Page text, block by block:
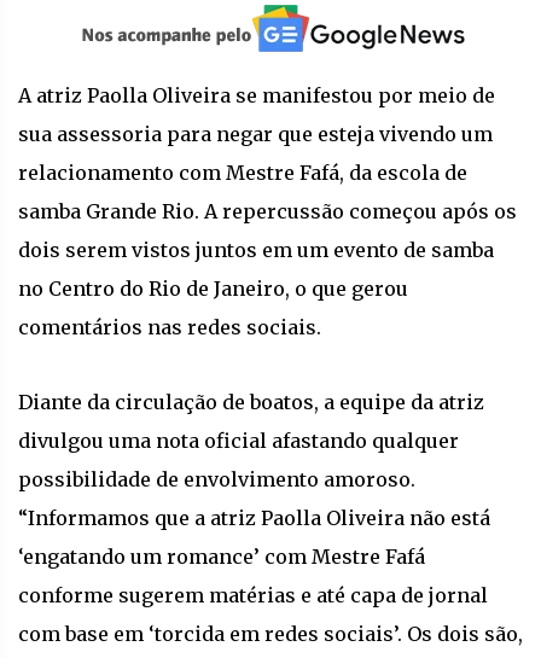
A atriz Paolla Oliveira se manifestou por meio de
sua assessoria para negar que esteja vivendo um
relacionamento com Mestre Fafá, da escola de
samba Grande Rio. A repercussão começou após os
dois serem vistos juntos em um evento de samba
no Centro do Rio de Janeiro, o que gerou
comentários nas redes sociais.
Diante da circulação de boatos, a equipe da atriz
divulgou uma nota oficial afastando qualquer
possibilidade de envolvimento amoroso.
“Informamos que a atriz Paolla Oliveira não está
‘engatando um romance’ com Mestre Fafá
conforme sugerem matérias e até capa de jornal
com base em ‘torcida em redes sociais’. Os dois são,